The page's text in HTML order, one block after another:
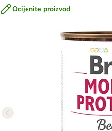
Ocijenite proizvod